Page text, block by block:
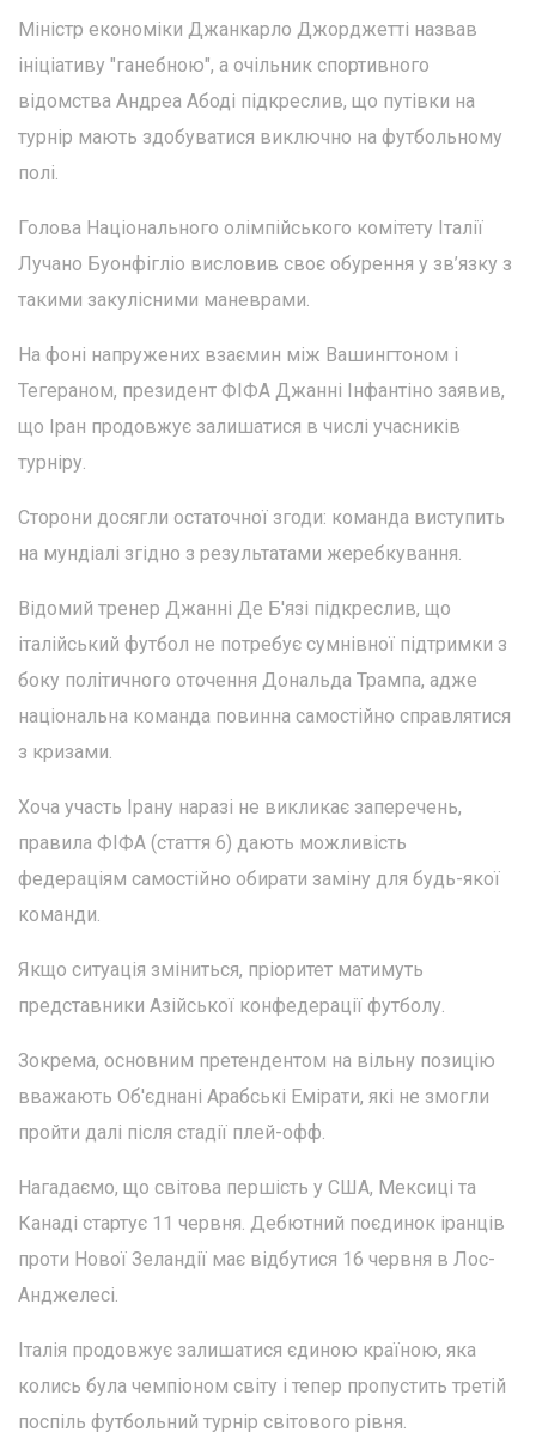
Міністр економіки Джанкарло Джорджетті назвав
ініціативу "ганебною", а очільник спортивного
відомства Андреа Абоді підкреслив, що путівки на
турнір мають здобуватися виключно на футбольному
полі.
Голова Національного олімпійського комітету Італії
Лучано Буонфігліо висловив своє обурення у зв’язку з
такими закулісними маневрами.
На фоні напружених взаємин між Вашингтоном і
Тегераном, президент ФІФА Джанні Інфантіно заявив,
що Іран продовжує залишатися в числі учасників
турніру.
Сторони досягли остаточної згоди: команда виступить
на мундіалі згідно з результатами жеребкування.
Відомий тренер Джанні Де Б'язі підкреслив, що
італійський футбол не потребує сумнівної підтримки з
боку політичного оточення Дональда Трампа, адже
національна команда повинна самостійно справлятися
з кризами.
Хоча участь Ірану наразі не викликає заперечень,
правила ФІФА (стаття 6) дають можливість
федераціям самостійно обирати заміну для будь-якої
команди.
Якщо ситуація зміниться, пріоритет матимуть
представники Азійської конфедерації футболу.
Зокрема, основним претендентом на вільну позицію
вважають Об'єднані Арабські Емірати, які не змогли
пройти далі після стадії плей-офф.
Нагадаємо, що світова першість у США, Мексиці та
Канаді стартує 11 червня. Дебютний поєдинок іранців
проти Нової Зеландії має відбутися 16 червня в Лос-
Анджелесі.
Італія продовжує залишатися єдиною країною, яка
колись була чемпіоном світу і тепер пропустить третій
поспіль футбольний турнір світового рівня.